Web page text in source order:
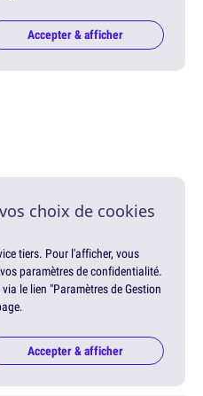
Accepter & afficher
choix de cookies
tiers. Pour l'afficher, vous
paramètres de confidentialité.
le lien "Paramètres de Gestion
Accepter & afficher